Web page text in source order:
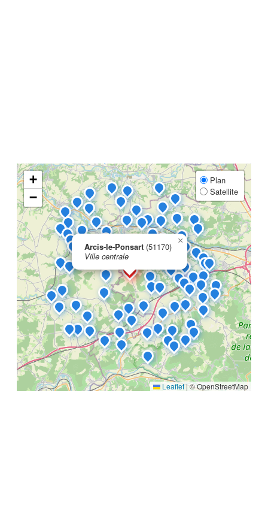
Arcis-le-Ponsart (51170)
Ville centrale
×
+
−
Plan
Satellite
Leaflet|© OpenStreetMap